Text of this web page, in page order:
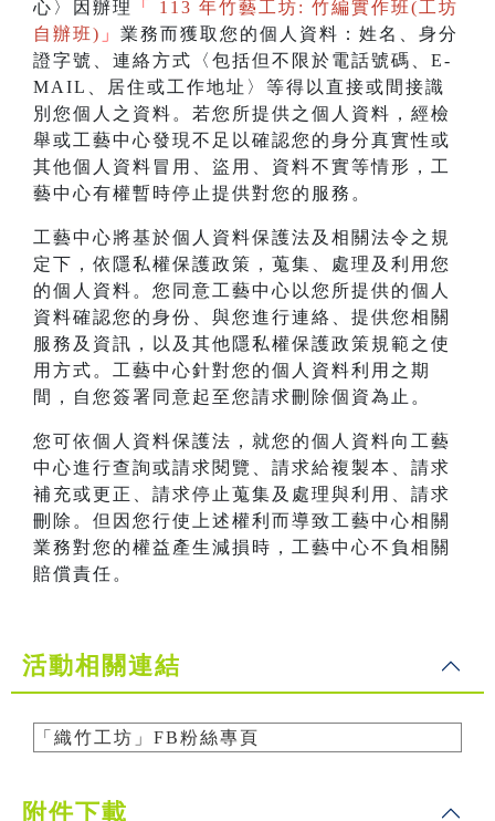
心〉因辦理
「
113 年竹藝工坊: 竹編實作班(工坊
自辦班) 」 業務而獲取您的個人資料：姓名、身分
證字號、連絡方式〈包括但不限於電話號碼、E-
MAIL、居住或工作地址〉等得以直接或間接識
別您個人之資料。若您所提供之個人資料，經檢
舉或工藝中心發現不足以確認您的身分真實性或
其他個人資料冒用、盜用、資料不實等情形，工
藝中心有權暫時停止提供對您的服務。
工藝中心將基於個人資料保護法及相關法令之規
定下，依隱私權保護政策，蒐集、處理及利用您
的個人資料。您同意工藝中心以您所提供的個人
資料確認您的身份、與您進行連絡、提供您相關
服務及資訊，以及其他隱私權保護政策規範之使
用方式。工藝中心針對您的個人資料利用之期
間，自您簽署同意起至您請求刪除個資為止。
您可依個人資料保護法，就您的個人資料向工藝
中心進行查詢或請求閱覽、請求給複製本、請求
補充或更正、請求停止蒐集及處理與利用、請求
刪除。但因您行使上述權利而導致工藝中心相關
業務對您的權益產生減損時，工藝中心不負相關
賠償責任。
活動相關連結
「織竹工坊」FB粉絲專頁
附件下載